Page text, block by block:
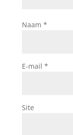
Naam *
E-mail *
Site